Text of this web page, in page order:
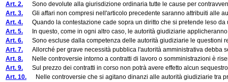
Art. 2. Sono devolute alla giurisdizione ordinaria tutte le cause per
Art. 3. Gli affari non compresi nell'articolo precedente saranno attribuiti alle
Art. 4. Quando la contestazione cade sopra un diritto che si pretende leso da
Art. 5. In questo, come in ogni altro caso, le autorità giudiziarie
Art. 6. Sono escluse dalla competenza delle autorità giudiziarie le questioni
Art. 7. Allorché per grave necessità pubblica l'autorità amministrativa debba
Art. 8. Nelle controversie intorno a contratti di lavoro o somministrazioni è
Art. 9. Sul prezzo dei contratti in corso non potrà avere effetto alcun
Art. 10. Nelle controversie che si agitano dinanzi alle autorità giudiziarie tra